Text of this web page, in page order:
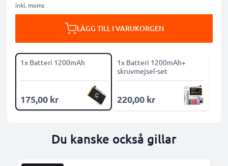
inkl. moms
LÄGG TILL I VARUKORGEN
1x Batteri 1200mAh
175,00 kr
1x Batteri 1200mAh+
skruvmejsel-set
220,00 kr
Du kanske också gillar